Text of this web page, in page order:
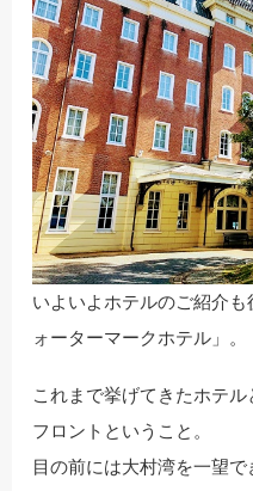
いよいよホテルのご紹介
ォーターマークホテル」。
これまで挙げてきたホテ
フロントということ。
目の前には大村湾を一望